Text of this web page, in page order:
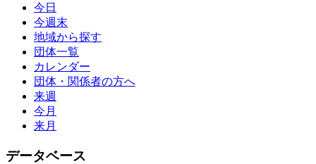
今日
今週末
地域から探す
団体一覧
カレンダー
団体・関係者の方へ
来週
今月
来月
データベース